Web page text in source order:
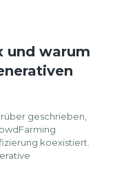
und warum
geschrieben,
koexistiert.